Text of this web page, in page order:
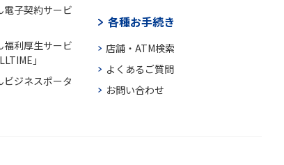
電子契約サービ
福利厚生サービ
」
ビジネスポータ
各種お手続き
店舗・ATM検索
よくあるご質問
お問い合わせ